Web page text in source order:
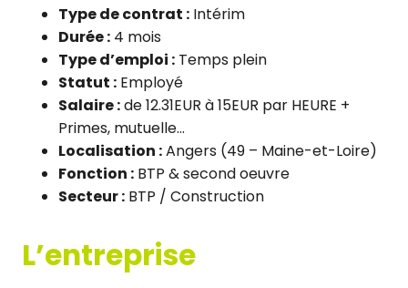
Type de contrat : Intérim
Durée : 4 mois
Type d’emploi : Temps plein
Statut : Employé
Salaire :de 12.31EUR à 15EUR par HEURE +
Primes, mutuelle…
Localisation :Angers (49 – Maine-et-Loire)
Fonction : BTP & second oeuvre
Secteur : BTP / Construction
L’entreprise